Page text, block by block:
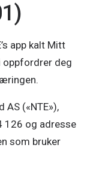
app kalt Mitt
oppfordrer deg
AS («NTE»),
126 og adresse
som bruker